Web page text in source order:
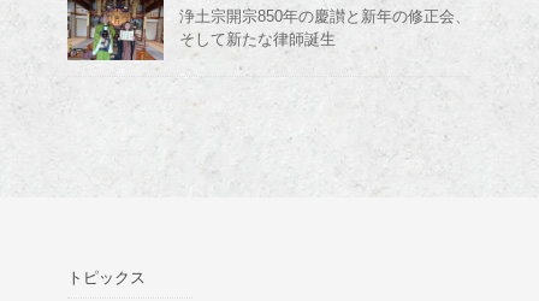
浄土宗開宗850年の慶讃と新年の修正会、
そして新たな律師誕生
トピックス